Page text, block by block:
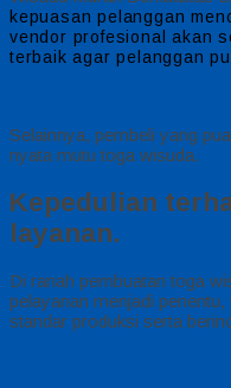
kepuasan pelanggan
vendor profesional akan
terbaik agar pelanggan
Selainnya, pembeli yang
nyata mutu toga wisuda.
Kepedulian
layanan.
Di ranah pembuatan toga
pelayanan menjadi
standar produksi serta